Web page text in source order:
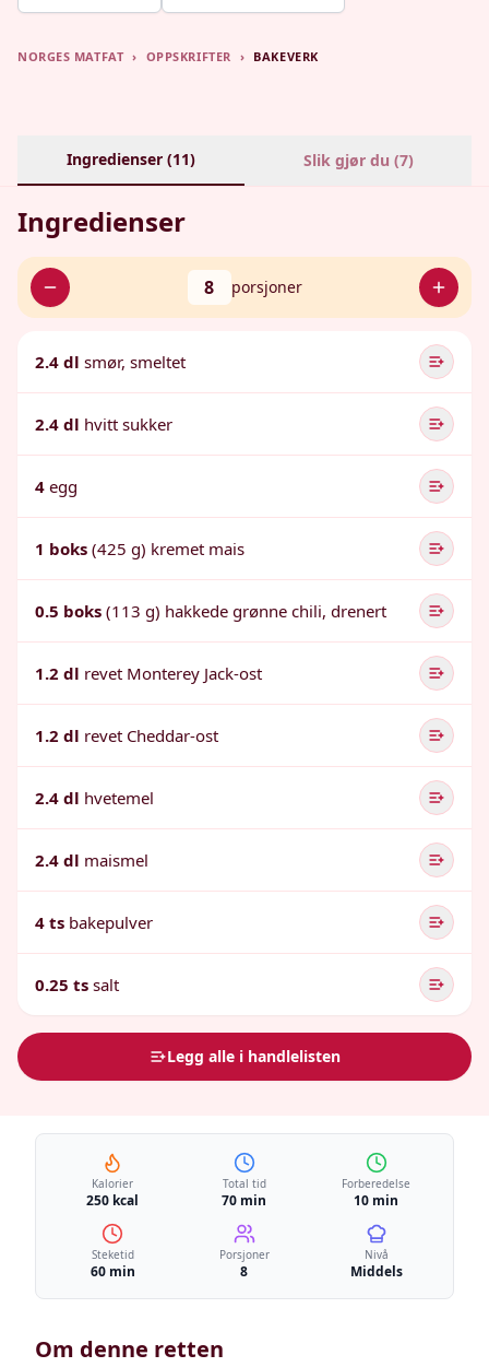
NORGES MATFAT › OPPSKRIFTER › BAKEVERK
Ingredienser (11) Slik gjør du (7)
Ingredienser
8 porsjoner
2.4 dl smør, smeltet
2.4 dl hvitt sukker
4 egg
1 boks (425 g) kremet mais
0.5 boks (113 g) hakkede grønne chili, drenert
1.2 dl revet Monterey Jack-ost
1.2 dl revet Cheddar-ost
2.4 dl hvetemel
2.4 dl maismel
4 ts bakepulver
0.25 ts salt
Legg alle i handlelisten
Kalorier
250 kcal
Total tid
70 min
Forberedelse
10 min
Steketid
60 min
Porsjoner
8
Nivå
Middels
Om denne retten